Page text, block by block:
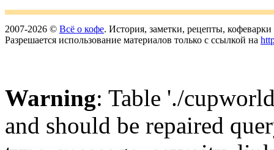
2007-2026 © Всё о кофе. История, заметки, рецепты,
Разрешается использование материалов только с ссылкой на
Warning: Table './
and should be repaired